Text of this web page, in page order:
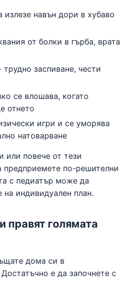
излезе навън дори в хубаво
от болки в гърба, врата
заспиване, чести
се влошава, когато
отнето
игри и се уморява
натоварване
или повече от тези
предприемете по-решителни
с педиатър може да
на индивидуален план.
правят голямата
дома си в
е да започнете с